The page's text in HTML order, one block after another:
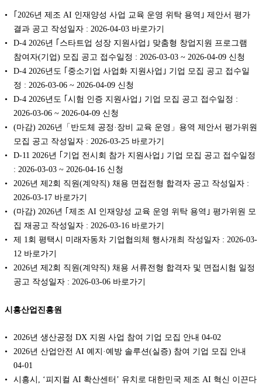
｢2026년 제조 AI 인재양성 사업 교육 운영 위탁 용역｣ 제안서 평가
결과 공고 작성일자 : 2026-04-03 바로가기
D-4 2026년 ｢스타트업 성장 지원사업｣ 맞춤형 창업지원 프로그램
참여자(기업) 모집 공고 접수일정 : 2026-03-03 ~ 2026-04-09 신청
D-4 2026년도 ｢중소기업 사업화 지원사업｣ 기업 모집 공고 접수일
정 : 2026-03-06 ~ 2026-04-09 신청
D-4 2026년도 ｢시험 인증 지원사업｣ 기업 모집 공고 접수일정 :
2026-03-06 ~ 2026-04-09 신청
(마감) 2026년「반도체 공정·장비 교육 운영」용역 제안서 평가위원
모집 공고 작성일자 : 2026-03-25 바로가기
D-11 2026년 ｢기업 전시회 참가 지원사업｣ 기업 모집 공고 접수일정
: 2026-03-03 ~ 2026-04-16 신청
2026년 제2회 직원(계약직) 채용 면접전형 합격자 공고 작성일자 :
2026-03-17 바로가기
(마감) 2026년 ｢제조 AI 인재양성 교육 운영 위탁 용역｣ 평가위원 모
집 재공고 작성일자 : 2026-03-16 바로가기
제 1회 평택시 미래자동차 기업협의체 행사개최 작성일자 : 2026-03-
12 바로가기
2026년 제2회 직원(계약직) 채용 서류전형 합격자 및 면접시험 일정
공고 작성일자 : 2026-03-06 바로가기
시흥산업진흥원
2026년 생산공정 DX 지원 사업 참여 기업 모집 안내 04-02
2026년 산업안전 AI 예지·예방 솔루션(실증) 참여 기업 모집 안내
04-01
시흥시, ‘피지컬 AI 확산센터’ 유치로 대한민국 제조 AI 혁신 이끈다